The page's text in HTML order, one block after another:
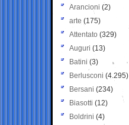
Arancioni (2)
arte (175)
Attentato (329)
Auguri (13)
Batini (3)
Berlusconi (4.295)
Bersani (234)
Biasotti (12)
Boldrini (4)